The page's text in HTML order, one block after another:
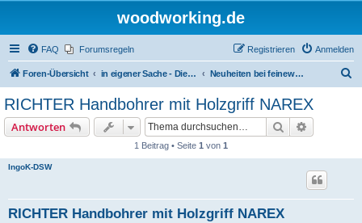
woodworking.de
FAQ Forumsregeln Anmelden
Registrieren
Foren-Übersicht in eigener Sache - Dieter Schmid Werkzeuge GmbH Neuheiten bei feinewerkzeuge.de
RICHTER Handbohrer mit Holzgriff NAREX
Antworten Suche
1 Beitrag • Seite 1 von 1
IngoK-DSW
RICHTER Handbohrer mit Holzgriff NAREX